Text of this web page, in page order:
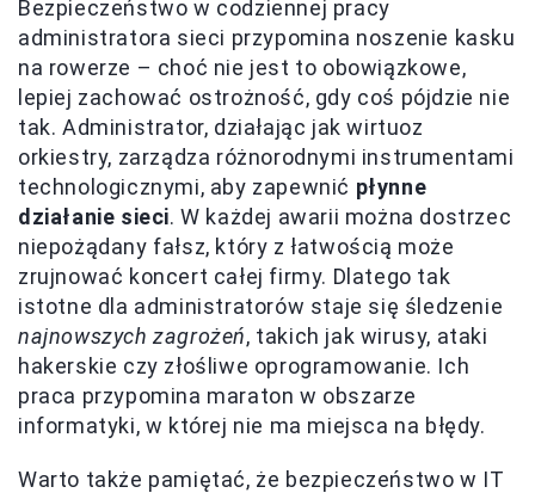
Bezpieczeństwo w codziennej pracy
administratora sieci przypomina noszenie kasku
na rowerze – choć nie jest to obowiązkowe,
lepiej zachować ostrożność, gdy coś pójdzie nie
tak. Administrator, działając jak wirtuoz
orkiestry, zarządza różnorodnymi instrumentami
technologicznymi, aby zapewnić płynne
działanie sieci. W każdej awarii można dostrzec
niepożądany fałsz, który z łatwością może
zrujnować koncert całej firmy. Dlatego tak
istotne dla administratorów staje się śledzenie
najnowszych zagrożeń, takich jak wirusy, ataki
hakerskie czy złośliwe oprogramowanie. Ich
praca przypomina maraton w obszarze
informatyki, w której nie ma miejsca na błędy.
Warto także pamiętać, że bezpieczeństwo w IT